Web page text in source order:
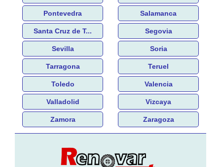
Pontevedra Salamanca
Santa Cruz de T... Segovia
Sevilla Soria
Tarragona Teruel
Toledo Valencia
Valladolid Vizcaya
Zamora Zaragoza